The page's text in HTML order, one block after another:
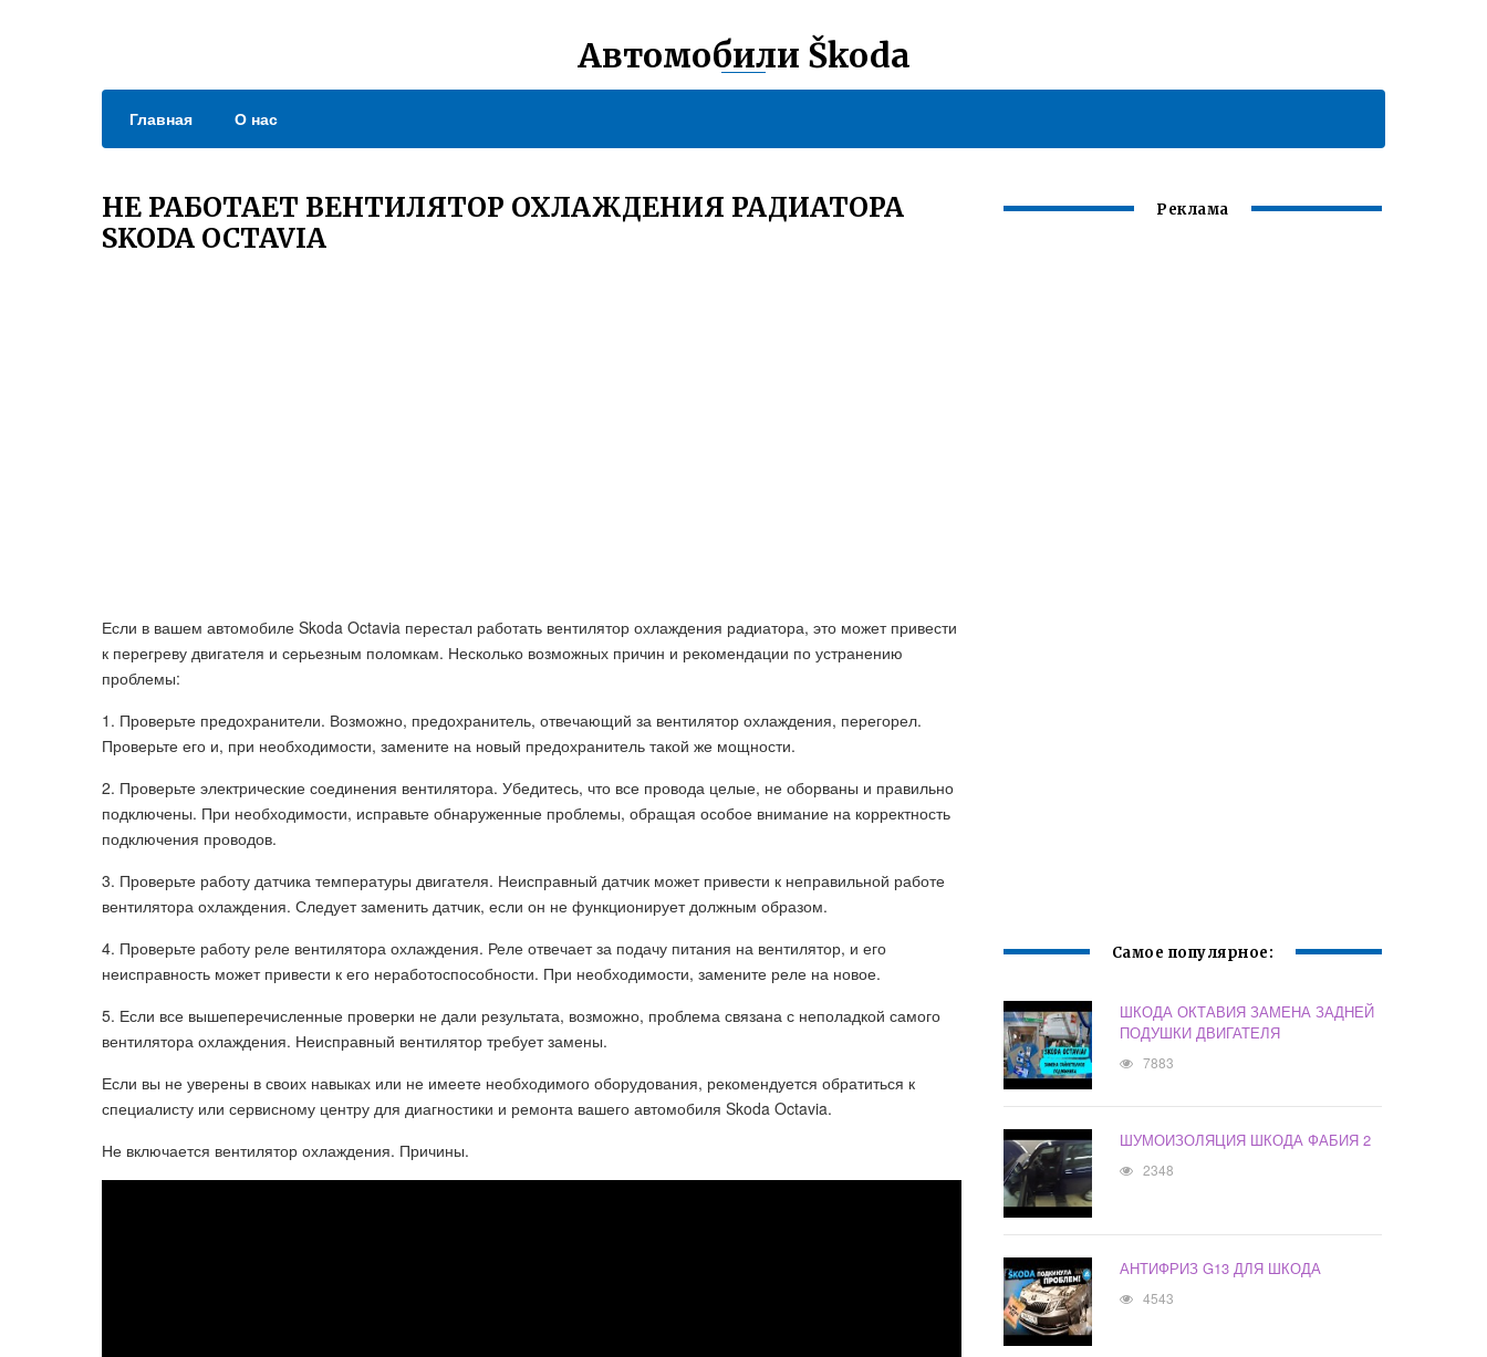
Автомобили Škoda
Главная О нас
НЕ РАБОТАЕТ ВЕНТИЛЯТОР ОХЛАЖДЕНИЯ РАДИАТОРА
SKODA OCTAVIA
Если в вашем автомобиле Skoda Octavia перестал работать вентилятор охлаждения радиатора, это может привести
к перегреву двигателя и серьезным поломкам. Несколько возможных причин и рекомендации по устранению
проблемы:
1. Проверьте предохранители. Возможно, предохранитель, отвечающий за вентилятор охлаждения, перегорел.
Проверьте его и, при необходимости, замените на новый предохранитель такой же мощности.
2. Проверьте электрические соединения вентилятора. Убедитесь, что все провода целые, не оборваны и правильно
подключены. При необходимости, исправьте обнаруженные проблемы, обращая особое внимание на корректность
подключения проводов.
3. Проверьте работу датчика температуры двигателя. Неисправный датчик может привести к неправильной работе
вентилятора охлаждения. Следует заменить датчик, если он не функционирует должным образом.
4. Проверьте работу реле вентилятора охлаждения. Реле отвечает за подачу питания на вентилятор, и его
неисправность может привести к его неработоспособности. При необходимости, замените реле на новое.
5. Если все вышеперечисленные проверки не дали результата, возможно, проблема связана с неполадкой самого
вентилятора охлаждения. Неисправный вентилятор требует замены.
Если вы не уверены в своих навыках или не имеете необходимого оборудования, рекомендуется обратиться к
специалисту или сервисному центру для диагностики и ремонта вашего автомобиля Skoda Octavia.
Не включается вентилятор охлаждения. Причины.
Реклама
Самое популярное:
ШКОДА ОКТАВИЯ ЗАМЕНА ЗАДНЕЙ
ПОДУШКИ ДВИГАТЕЛЯ
7883
ШУМОИЗОЛЯЦИЯ ШКОДА ФАБИЯ 2
2348
АНТИФРИЗ G13 ДЛЯ ШКОДА
4543